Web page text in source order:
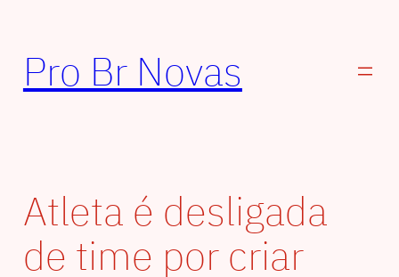
conteúdo
Pro Br Novas
Atleta é desligada
de time por criar